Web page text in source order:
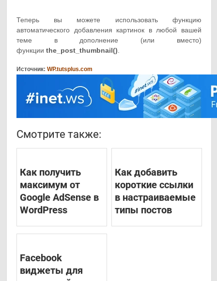
Теперь вы можете использовать функцию
автоматического добавления картинок в любой вашей
теме в дополнение (или вместо)
функцииthe_post_thumbnail()
Источник:WP.tutsplus.com
Смотрите также:
Как получить
максимум от
Google AdSense в
WordPress
Как добавить
короткие ссылки
в настраиваемые
типы постов
Facebook
виджеты для